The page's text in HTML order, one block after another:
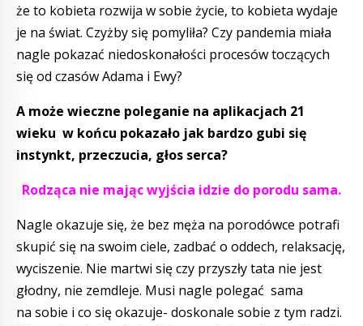
że to kobieta rozwija w sobie życie, to kobieta wydaje
je na świat. Czyżby się pomyliła? Czy pandemia miała
nagle pokazać niedoskonałości procesów toczących
się od czasów Adama i Ewy?
A może wieczne poleganie na aplikacjach 21
wieku w końcu pokazało jak bardzo gubi się
instynkt, przeczucia, głos serca?
Rodząca nie mając wyjścia idzie do porodu sama.
Nagle okazuje się, że bez męża na porodówce potrafi
skupić się na swoim ciele, zadbać o oddech, relaksację,
wyciszenie. Nie martwi się czy przyszły tata nie jest
głodny, nie zemdleje. Musi nagle polegać sama
na sobie i co się okazuje- doskonale sobie z tym radzi.